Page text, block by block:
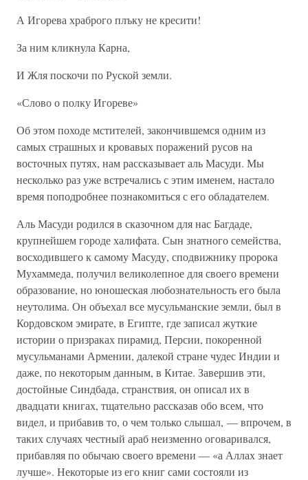
А Игорева храброго плъку не кресити!
За ним кликнула Карна,
И Жля поскочи по Руской земли.
«Слово о полку Игореве»
Об этом походе мстителей, закончившемся одним из
самых страшных и кровавых поражений русов на
восточных путях, нам рассказывает аль Масуди. Мы
несколько раз уже встречались с этим именем, настало
время поподробнее познакомиться с его обладателем.
Аль Масуди родился в сказочном для нас Багдаде,
крупнейшем городе халифата. Сын знатного семейства,
восходившего к самому Масуду, сподвижнику пророка
Мухаммеда, получил великолепное для своего времени
образование, но юношеская любознательность его была
неутолима. Он объехал все мусульманские земли, был в
Кордовском эмирате, в Египте, где записал жуткие
истории о призраках пирамид, Персии, покоренной
мусульманами Армении, далекой стране чудес Индии и
даже, по некоторым данным, в Китае. Завершив эти,
достойные Синдбада, странствия, он описал их в
двадцати книгах, тщательно рассказав обо всем, что
видел, и прибавив то, о чем только слышал, — впрочем, в
таких случаях честный араб неизменно оговаривался,
прибавляя по обычаю своего времени — «а Аллах знает
лучше». Некоторые из его книг сами состояли из